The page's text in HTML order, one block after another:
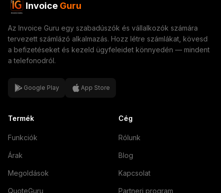
Invoice Guru
Az Invoice Guru egy szabadúszók és vállalkozók számára
tervezett számlázó alkalmazás. Hozz létre számlákat, kövesd
a befizetéseket és kezeld ügyfeleidet könnyedén — mindent
a telefonodról.
Google Play App Store
Termék
Funkciók
Árak
Megoldások
QuoteGuru
Cég
Rólunk
Blog
Kapcsolat
Partneri program